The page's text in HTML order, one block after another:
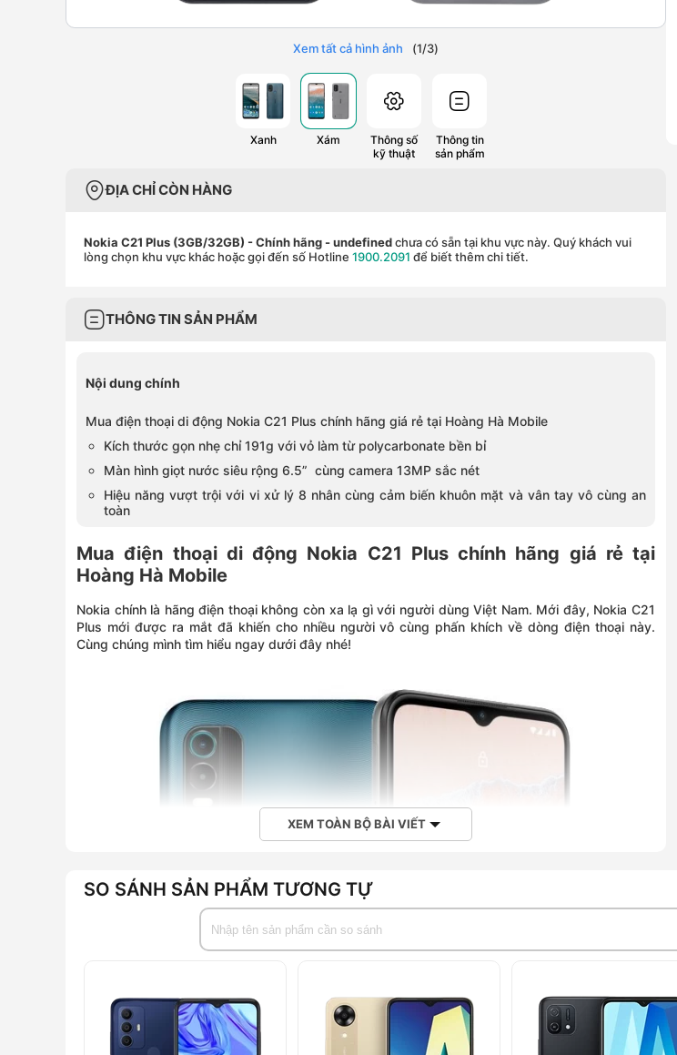
Xem tất cả hình ảnh (1/3)
Xanh Xám
Thông số
kỹ thuật
Thông tin
sản phẩm
ĐỊA CHỈ CÒN HÀNG
Nokia C21 Plus (3GB/32GB) - Chính hãng - undefinedchưa có sẵn tại khu vực này. Quý khách vui
lòng chọn khu vực khác hoặc gọi đến số Hotline 1900.2091 để biết thêm chi tiết.
THÔNG TIN SẢN PHẨM
Nội dung chính
Mua điện thoại di động Nokia C21 Plus chính hãng giá rẻ tại Hoàng Hà Mobile
Kích thước gọn nhẹ chỉ 191g với vỏ làm từ polycarbonate bền bỉ
Màn hình giọt nước siêu rộng 6.5” cùng camera 13MP sắc nét
Hiệu năng vượt trội với vi xử lý 8 nhân cùng cảm biến khuôn mặt và vân tay vô cùng an
toàn
Mua điện thoại di động Nokia C21 Plus chính hãng giá rẻ tại
Hoàng Hà Mobile
Nokia chính là hãng điện thoại không còn xa lạ gì với người dùng Việt Nam. Mới đây, Nokia C21
Plus mới được ra mắt đã khiến cho nhiều người vô cùng phấn khích về dòng điện thoại này.
Cùng chúng mình tìm hiểu ngay dưới đây nhé!
Nokia C21 Plus sở hữu kích thước nhỏ gọn 164.8 x 75.9 X 8.55 mm với trọng lượng chỉ 191g.
Chính vì vậy mà người dùng có thể cầm gọn trong một tay để sử dụng mà không cảm thấy mỏi.
Bên cạnh đó, thiết kế mang hơi thở của Châu Âu với 2 màu sắc nổi bật cũng khiến cho dòng
XEM TOÀN BỘ BÀI VIẾT
SO SÁNH SẢN PHẨM TƯƠNG TỰ